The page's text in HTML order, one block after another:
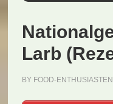
Larb
BY FOOD-